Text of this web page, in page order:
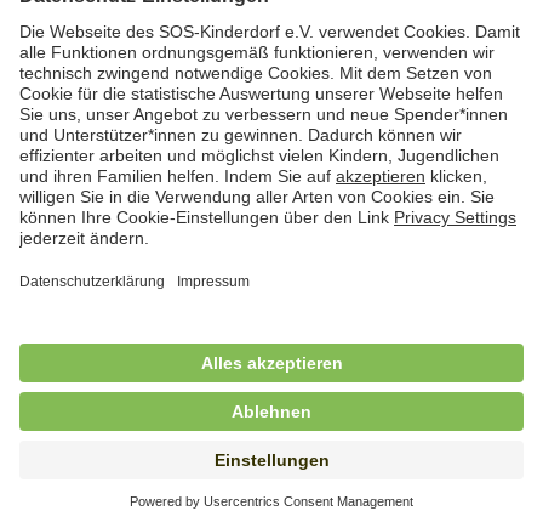
Ausbilderin (m/w/d) im Bereich
Nahrungszubereitung
in Vollzeit (38,5 Std./Wo.), SOS-Kinderdorf
Saarbrücken, Saarbrücken
Hauswirtschaftskraft (m/w/d)
in Teilzeit (mind. 20 - max. 30 Std./.Wo.), SOS-
Hauswirtschaftskraft (m/w/d)
in unbefristeter Anstellung, Teilzeit (20 Std./Wo.), SOS-
Kinderdorf Dortmund, Hagen